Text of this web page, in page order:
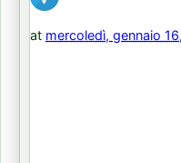
at mercoledì, gennaio